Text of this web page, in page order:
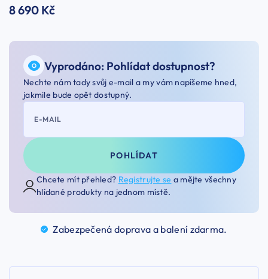
8 690 Kč
Vyprodáno: Pohlídat dostupnost?
Nechte nám tady svůj e-mail a my vám napíšeme hned,
jakmile bude opět dostupný.
E-MAIL
POHLÍDAT
Chcete mít přehled? Registrujte se a mějte všechny
hlídané produkty na jednom místě.
Zabezpečená doprava a balení zdarma.